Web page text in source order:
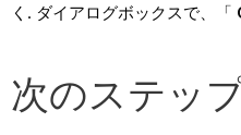
ダイアログボックスで、「
次のステッ